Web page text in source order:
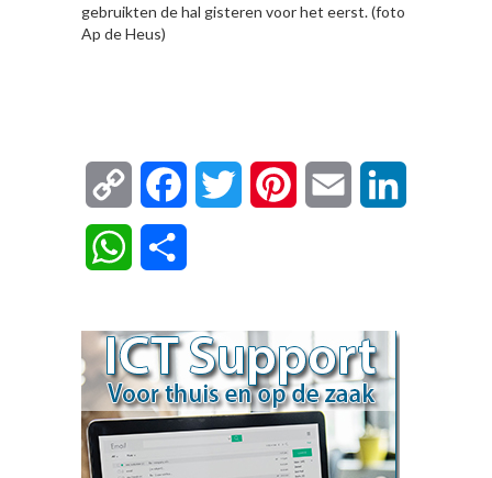
gebruikten de hal gisteren voor het eerst. (foto
Ap de Heus)
Copy
Link
FacebookTwitter Pinterest Email
WhatsApp